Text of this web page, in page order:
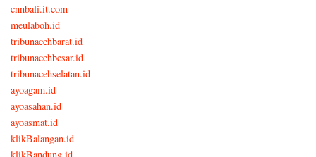
cnnbali.it.com
meulaboh.id
tribunacehbarat.id
tribunacehbesar.id
tribunacehselatan.id
ayoagam.id
ayoasahan.id
ayoasmat.id
klikBalangan.id